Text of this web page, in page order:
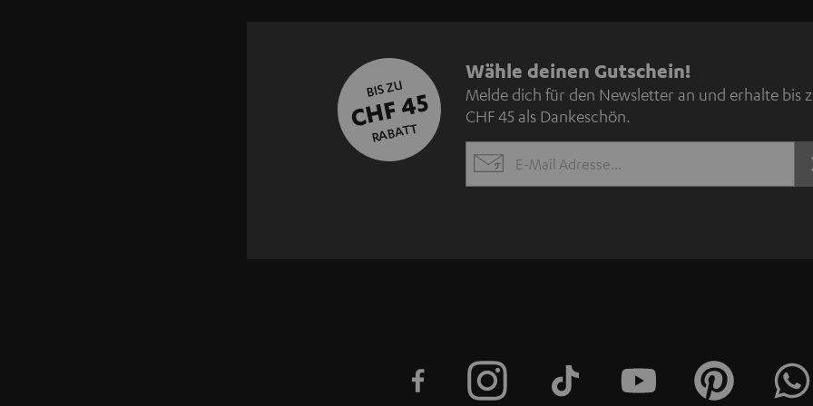
BIS ZU
CHF 45
RABATT
N
e
w
s
e
Wähle deinen Gutschein!
Melde dich für den Newsletter an und erhalte bis
CHF 45 als Dankeschön.
EMAIL